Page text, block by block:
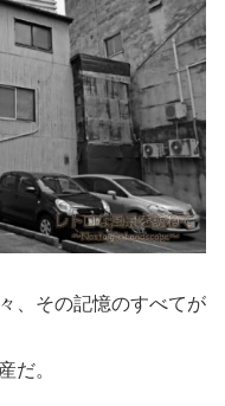
、その記憶のすべてが
だ。